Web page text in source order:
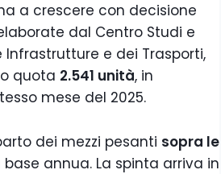
a crescere con decisione
dal Centro Studi e
Infrastrutture e dei Trasporti,
quota 2.541 unità, in
mese del 2025.
dei mezzi pesanti sopra le
annua. La spinta arriva in